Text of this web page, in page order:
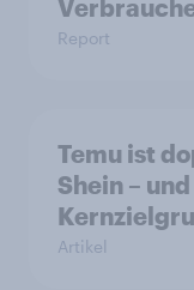
Report
Temu ist
Shein –
Artikel